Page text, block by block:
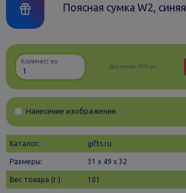
Поясная сумка W2, синяя
Количество
Доступно: 690 шт.
Нанесение изображения
Каталог: gifts.ru
Размеры: 31 х 49 x 32
Вес товара (г.): 101